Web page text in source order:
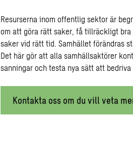
Resurserna inom offentlig sektor är
om att göra rätt saker, få tillräckligt
saker vid rätt tid. Samhället förändras
Det här gör att alla samhällsaktörer
sanningar och testa nya sätt att bedriva
Kontakta oss om du vill veta